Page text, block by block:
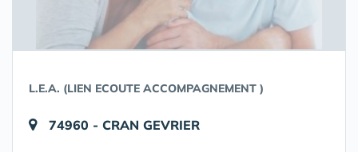
L.E.A. (LIEN ECOUTE ACCOMPAGNEMENT )
74960 - CRAN GEVRIER